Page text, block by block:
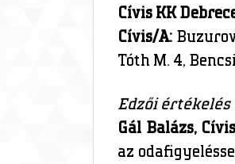
Cívis KK
Cívis/A:
Tóth M. 4,
Edzői értékelés
Gál Balázs,
az